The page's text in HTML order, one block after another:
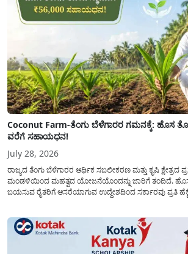
Coconut Farm-ತೆಂಗು ಬೆಳೆಗಾರರ ಗಮನಕ್ಕೆ: ಹೊಸ
ವರೆಗೆ ಸಹಾಯಧನ!
July 28, 2026
ರಾಜ್ಯದ ತೆಂಗು ಬೆಳೆಗಾರರ ಆರ್ಥಿಕ ಸಬಲೀಕರಣ ಮತ್ತು ಕೃಷಿ ಕ್ಷೇತ್ರದ
ಮಂಡಳಿಯಿಂದ ಮಹತ್ವದ ಯೋಜನೆಯೊಂದನ್ನು ಜಾರಿಗೆ ತಂದಿದೆ. ಹೊಸ
ಬಯಸುವ ರೈತರಿಗೆ ಆಸರೆಯಾಗುವ ಉದ್ದೇಶದಿಂದ ಸರ್ಕಾರವು ಪ್ರತಿ